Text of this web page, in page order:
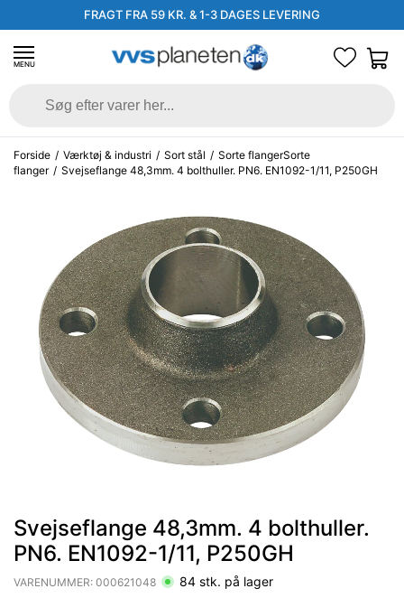
FRAGT FRA 59 KR. & 1-3 DAGES LEVERING
MENU
Forside / Værktøj & industri / Sort stål / Sorte flangerSorte
flanger / Svejseflange 48,3mm. 4 bolthuller. PN6. EN1092-1/11, P250GH
Svejseflange 48,3mm. 4 bolthuller.
PN6. EN1092-1/11, P250GH
VARENUMMER: 000621048 84 stk. på lager